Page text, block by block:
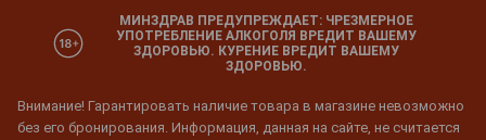
МИНЗДРАВ ПРЕДУПРЕЖДАЕТ: ЧРЕЗМЕРНОЕ
УПОТРЕБЛЕНИЕ АЛКОГОЛЯ ВРЕДИТ ВАШЕМУ
ЗДОРОВЬЮ. КУРЕНИЕ ВРЕДИТ ВАШЕМУ
ЗДОРОВЬЮ.
Внимание! Гарантировать наличие товара в магазине невозможно
без его бронирования. Информация, данная на сайте, не считается